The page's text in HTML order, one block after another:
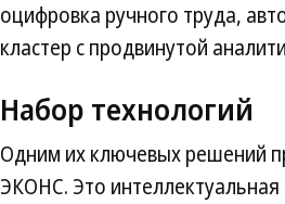
оцифровка ручного труда,
кластер с продвинутой
Набор технологий
Одним их ключевых решений
ЭКОНС. Это интеллектуальная